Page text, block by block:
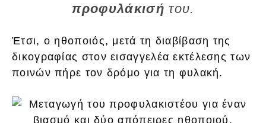
προφυλάκισή του.
Έτσι, ο ηθοποιός, μετά τη διαβίβαση της
δικογραφίας στον εισαγγελέα εκτέλεσης των
ποινών πήρε τον δρόμο για τη φυλακή.